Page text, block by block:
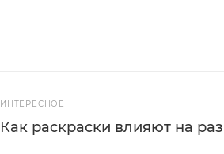
ИНТЕРЕСНОЕ
Как раскраски влияют на